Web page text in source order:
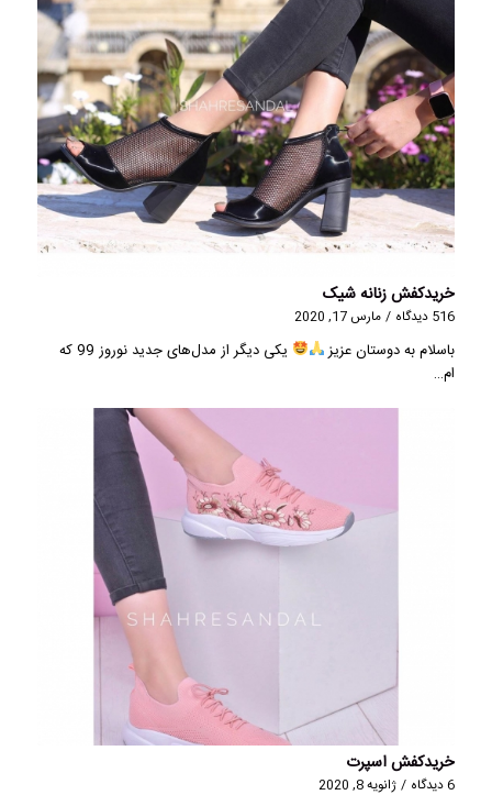
خریدکفش زنانه شیک
516 دیدگاه / مارس 17, 2020
باسلام به دوستان عزیز
یکی دیگر از مدل‌های جدید نوروز 99 که
ام…
خریدکفش اسپرت
6 دیدگاه / ژانویه 8, 2020